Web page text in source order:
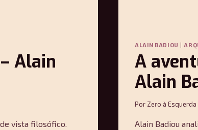
Alain
vista filosófico.
ALAIN BADIOU |
A
Alain
Por Zero à Esquerda
Alain Badiou